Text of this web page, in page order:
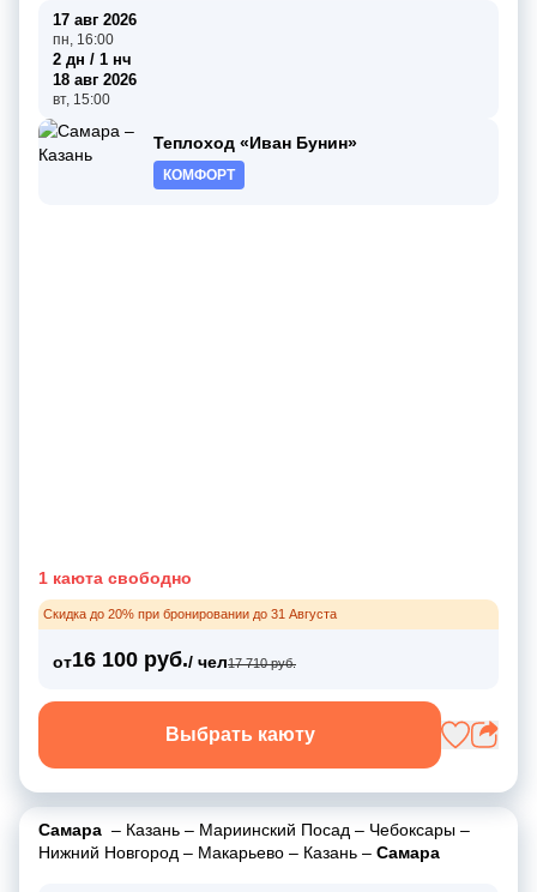
17 авг 2026
пн, 16:00
2 дн / 1 нч
18 авг 2026
вт, 15:00
Теплоход «Иван Бунин»
КОМФОРТ
1 каюта свободно
Скидка до 20% при бронировании до 31 Августа
от16 100 руб./ чел17 710 руб.
Выбрать каюту
Самара – Казань – Мариинский Посад – Чебоксары –
Нижний Новгород – Макарьево – Казань – Самара